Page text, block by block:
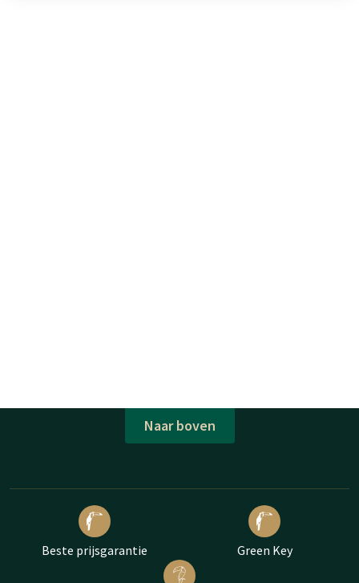
Naar boven
Beste prijsgarantie Green Key